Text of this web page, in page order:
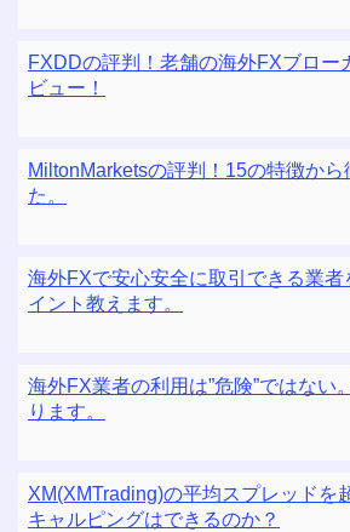
FXDDの評判！老舗の海外FXブロー
ビュー！
MiltonMarketsの評判！15の特徴か
た。
海外FXで安心安全に取引できる業
イント教えます。
海外FX業者の利用は”危険”ではない
ります。
XM(XMTrading)の平均スプレッドを
キャルピングはできるのか？